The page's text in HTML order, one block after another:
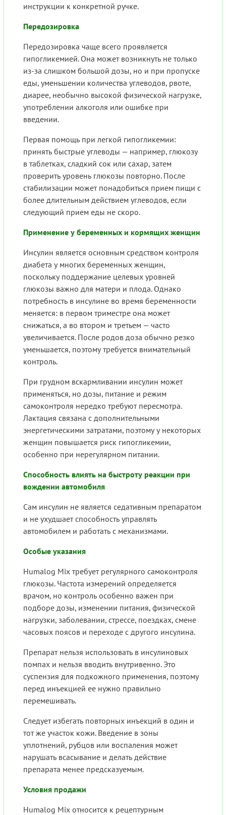
инструкции к конкретной ручке.
Передозировка
Передозировка чаще всего проявляется
гипогликемией. Она может возникнуть не только
из-за слишком большой дозы, но и при пропуске
еды, уменьшении количества углеводов, рвоте,
диарее, необычно высокой физической нагрузке,
употреблении алкоголя или ошибке при
введении.
Первая помощь при легкой гипогликемии:
принять быстрые углеводы — например, глюкозу
в таблетках, сладкий сок или сахар, затем
проверить уровень глюкозы повторно. После
стабилизации может понадобиться прием пищи с
более длительным действием углеводов, если
следующий прием еды не скоро.
Применение у беременных и кормящих женщин
Инсулин является основным средством контроля
диабета у многих беременных женщин,
поскольку поддержание целевых уровней
глюкозы важно для матери и плода. Однако
потребность в инсулине во время беременности
меняется: в первом триместре она может
снижаться, а во втором и третьем — часто
увеличивается. После родов доза обычно резко
уменьшается, поэтому требуется внимательный
контроль.
При грудном вскармливании инсулин может
применяться, но дозы, питание и режим
самоконтроля нередко требуют пересмотра.
Лактация связана с дополнительными
энергетическими затратами, поэтому у некоторых
женщин повышается риск гипогликемии,
особенно при нерегулярном питании.
Способность влиять на быстроту реакции при
вождении автомобиля
Сам инсулин не является седативным препаратом
и не ухудшает способность управлять
автомобилем и работать с механизмами.
Особые указания
Humalog Mix требует регулярного самоконтроля
глюкозы. Частота измерений определяется
врачом, но контроль особенно важен при
подборе дозы, изменении питания, физической
нагрузки, заболевании, стрессе, поездках, смене
часовых поясов и переходе с другого инсулина.
Препарат нельзя использовать в инсулиновых
помпах и нельзя вводить внутривенно. Это
суспензия для подкожного применения, поэтому
перед инъекцией ее нужно правильно
перемешивать.
Следует избегать повторных инъекций в один и
тот же участок кожи. Введение в зоны
уплотнений, рубцов или воспаления может
нарушать всасывание и делать действие
препарата менее предсказуемым.
Условия продажи
Humalog Mix относится к рецептурным